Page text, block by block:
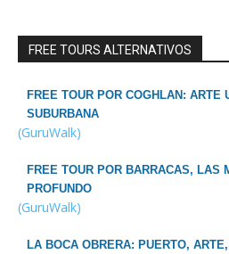
FREE TOURS ALTERNATIVOS
FREE TOUR POR COGHLAN: ARTE
SUBURBANA
(GuruWalk)
FREE TOUR POR BARRACAS, LAS
PROFUNDO
(GuruWalk)
LA BOCA OBRERA: PUERTO,